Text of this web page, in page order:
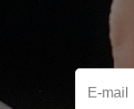
E-mail